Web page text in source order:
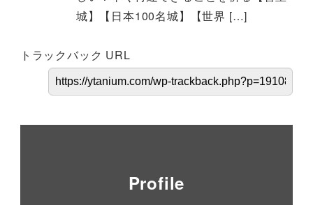
城】【日本100名城】【世界 […]
トラックバック URL
Profile